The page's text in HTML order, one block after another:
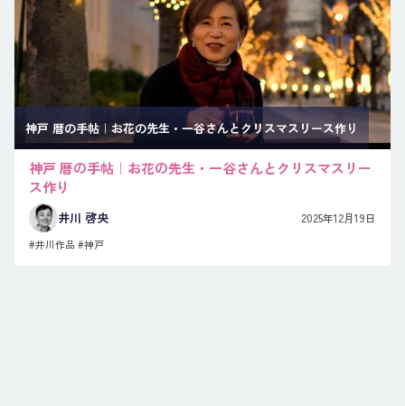
神戸 暦の手帖｜お花の先生・一谷さんとクリスマスリース作り
神戸 暦の手帖｜お花の先生・一谷さんとクリスマスリー
ス作り
井川 啓央 2025年12月19日
#井川作品 #神戸